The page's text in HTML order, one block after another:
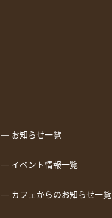
― お知らせ一覧
― イベント情報一覧
― カフェからのお知らせ一覧